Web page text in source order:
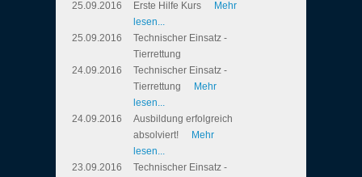
25.09.2016
Erste Hilfe Kurs
Mehr
lesen...
25.09.2016
Technischer Einsatz -
Tierrettung
24.09.2016
Technischer Einsatz -
Tierrettung
Mehr
lesen...
24.09.2016
Ausbildung erfolgreich
absolviert!
Mehr
lesen...
23.09.2016
Technischer Einsatz -